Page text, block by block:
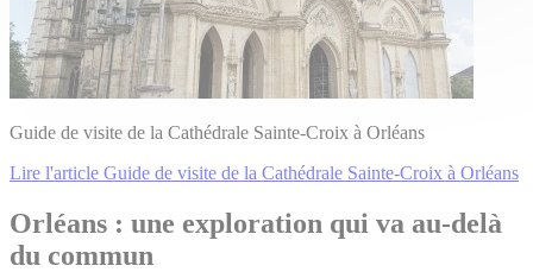
Guide de visite de la Cathédrale Sainte-Croix à Orléans
Lire l'article Guide de visite de la Cathédrale Sainte-Croix à Orléans
Orléans
+
−
Leaflet| ©OpenStreetMap contributors
Orléans : une exploration qui va au-delà
du commun